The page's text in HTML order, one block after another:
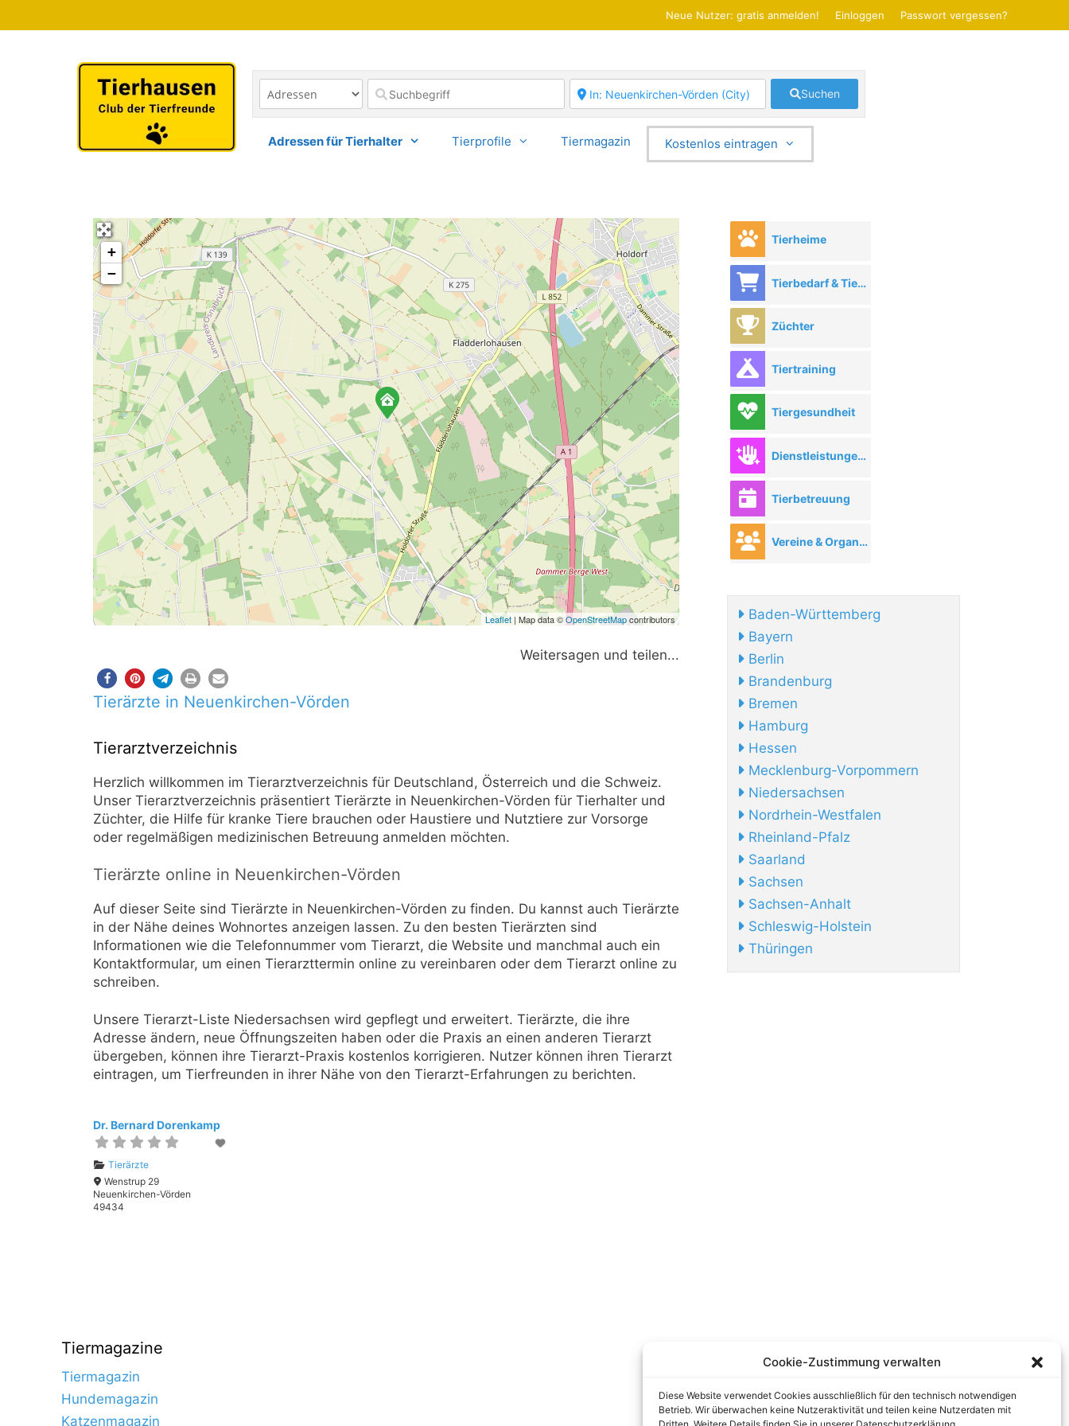
Cookie-Zustimmung verwalten
Diese Website verwendet Cookies ausschließlich für den technisch notwendigen
Betrieb. Wir überwachen keine Nutzeraktivität und teilen keine Nutzerdaten mit
Inhalt
Neue Nutzer: gratis anmelden! Einloggen Passwort vergessen?
Suchen
Adressen für Tierhalter Tierprofile Tiermagazin Kostenlos eintragen
+
−
Leaflet | Map data ©OpenStreetMapcontributors
Weitersagen und teilen...
Tierärzte in Neuenkirchen-Vörden
Tierarztverzeichnis
Herzlich willkommen im Tierarztverzeichnis für Deutschland, Österreich und die Schweiz.
Unser Tierarztverzeichnis präsentiert Tierärzte in Neuenkirchen-Vörden für Tierhalter und
Züchter, die Hilfe für kranke Tiere brauchen oder Haustiere und Nutztiere zur Vorsorge
oder regelmäßigen medizinischen Betreuung anmelden möchten.
Tierärzte online in Neuenkirchen-Vörden
Auf dieser Seite sind Tierärzte in Neuenkirchen-Vörden zu finden. Du kannst auch Tierärzte
in der Nähe deines Wohnortes anzeigen lassen. Zu den besten Tierärzten sind
Informationen wie die Telefonnummer vom Tierarzt, die Website und manchmal auch ein
Kontaktformular, um einen Tierarzttermin online zu vereinbaren oder dem Tierarzt online zu
schreiben.
Unsere Tierarzt-Liste Niedersachsen wird gepflegt und erweitert. Tierärzte, die ihre
Adresse ändern, neue Öffnungszeiten haben oder die Praxis an einen anderen Tierarzt
übergeben, können ihre Tierarzt-Praxis kostenlos korrigieren. Nutzer können ihren Tierarzt
eintragen, um Tierfreunden in ihrer Nähe von den Tierarzt-Erfahrungen zu berichten.
Dr. Bernard Dorenkamp
Tierärzte
Wenstrup 29
Neuenkirchen-Vörden
49434
Tierheime
Tierbedarf & Tierhandel
Züchter
Tiertraining
Tiergesundheit
Dienstleistungen rund ums Tier
Tierbetreuung
Vereine & Organisationen
Baden-Württemberg
Bayern
Berlin
Brandenburg
Bremen
Hamburg
Hessen
Mecklenburg-Vorpommern
Niedersachsen
Nordrhein-Westfalen
Rheinland-Pfalz
Saarland
Sachsen
Sachsen-Anhalt
Schleswig-Holstein
Thüringen
Tiermagazine
Tiermagazin
Hundemagazin
Katzenmagazin